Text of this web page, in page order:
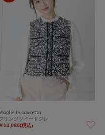
le cassetto
リンジツイードジレ
￥14,080(税込)